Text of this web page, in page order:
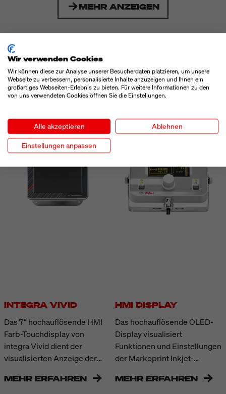
MEHR ANZEIGEN
ZUBEHÖR
INTEGRA VIVID
Das 7“ hochauflösende HMI
Farb-Touchdisplay von
integra Vivid dient der
visualisierten Anzeige der
von X1JET und PP Class
MEHR ERFAHREN
HMI DISPLAY
Das hochauflösende OLED-
Display visualisiert
Funktionen und Einstellungen
der Markoprint Inkjet-
Druckerstatus, Parameter
MEHR ERFAHREN
Wir verwenden Cookies
Wir können diese zur Analyse unserer Besucherdaten platzieren, um unsere
Webseite zu verbessern, personalisierte Inhalte anzuzeigen und Ihnen ein
großartiges Webseiten-Erlebnis zu bieten. Für weitere Informationen zu den
von uns verwendeten Cookies öffnen Sie die Einstellungen.
Alle akzeptieren Ablehnen
Einstellungen anpassen